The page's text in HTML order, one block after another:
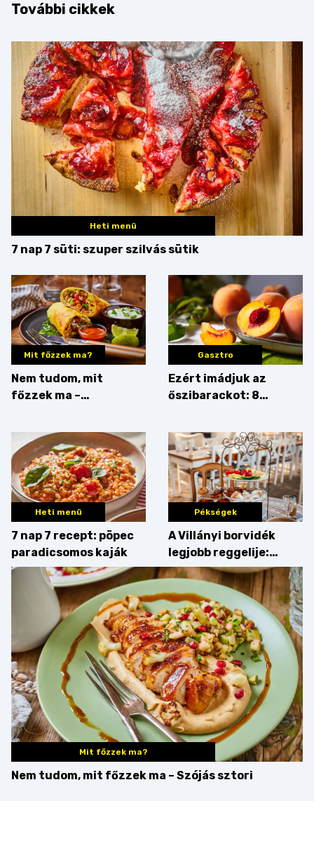
További cikkek
Heti menü
7 nap 7 süti: szuper szilvás sütik
Mit főzzek ma?
Nem tudom, mit
főzzek ma –
Gasztro
Ezért imádjuk az
őszibarackot: 8
augusztusban
feltankolj belőle
Heti menü
7 nap 7 recept: pöpec
paradicsomos kaják
Pékségek
A Villányi borvidék
legjobb reggelije:
kovászos kenyér és
gourmet pékáruk
Palkonyán
Mit főzzek ma?
Nem tudom, mit főzzek ma – Szójás sztori